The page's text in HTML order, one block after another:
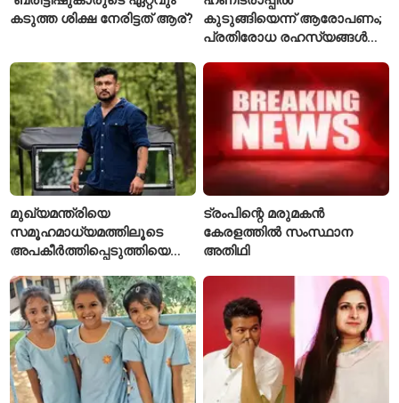
കടുത്ത ശിക്ഷ നേരിട്ടത് ആര്?
കുടുങ്ങിയെന്ന് ആരോപണം;
പ്രതിരോധ രഹസ്യങ്ങൾ
വിങ് കമാൻഡർ അറസ്റ്റിൽ
മുഖ്യമന്ത്രിയെ
സമൂഹമാധ്യമത്തിലൂടെ
അപകീർത്തിപ്പെടുത്തിയെന്ന്
ആയങ്കിക്കെതിരെ പുതിയ
കേസ്
ട്രംപിന്റെ മരുമകൻ
കേരളത്തിൽ സംസ്ഥാന
അതിഥി